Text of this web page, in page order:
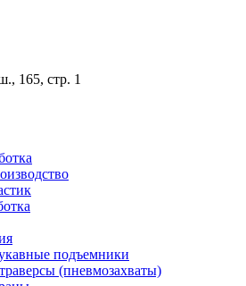
165, стр. 1
подъемники
(пневмозахваты)